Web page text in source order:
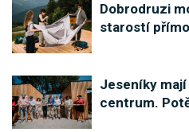
Dobrodruzi
starostí
Jeseníky
centrum.